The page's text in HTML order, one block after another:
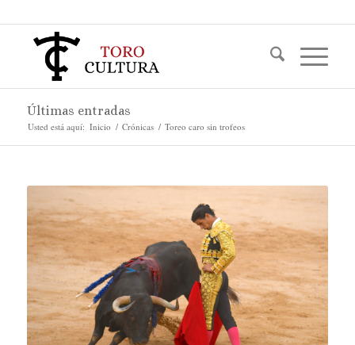
Últimas entradas
Usted está aquí: Inicio / Crónicas / Toreo caro sin trofeos